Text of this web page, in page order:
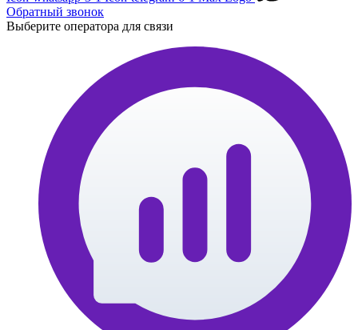
Обратный звонок
Выберите оператора для связи